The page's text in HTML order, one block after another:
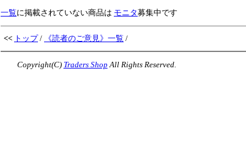
一覧に掲載されていない商品は モニタ募集中です
<< トップ/ 《読者のご意見》一覧 /
Copyright(C) Traders Shop All Rights Reserved.